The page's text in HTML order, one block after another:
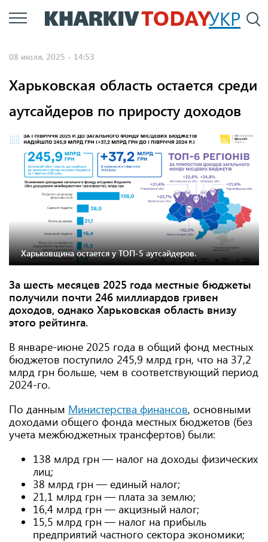
Перейти
к
УКР
08 июля, 2025 - 14:53
Харьковская область остается среди
аутсайдеров по приросту доходов
Графіка: Мінфін.
Харьковщина остается у ТОП-5 аутсайдеров.
За шесть месяцев 2025 года местные бюджеты
получили почти 246 миллиардов гривен
доходов, однако Харьковская область внизу
этого рейтинга.
В январе-июне 2025 года в общий фонд местных
бюджетов поступило 245,9 млрд грн, что на 37,2
млрд грн больше, чем в соответствующий период
2024-го.
По данным Министерства финансов, основными
доходами общего фонда местных бюджетов (без
учета межбюджетных трансфертов) были:
138 млрд грн — налог на доходы физических
лиц;
38 млрд грн — единый налог;
21,1 млрд грн — плата за землю;
16,4 млрд грн — акцизный налог;
15,5 млрд грн — налог на прибыль
предприятий частного сектора экономики;